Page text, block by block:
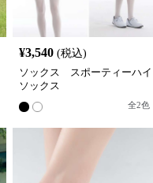
¥3,540 (税込)
ソックス スポーティーハイ
ソックス
全2色